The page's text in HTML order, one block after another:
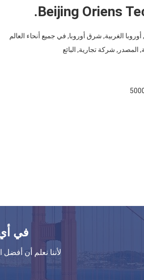
Beijing Oriens
أوروبا الغربية, شرق أوروبا, في جميع أنحاء العالم
المصدر, شركة تجارية, البائع
في
لأننا نعلم أن